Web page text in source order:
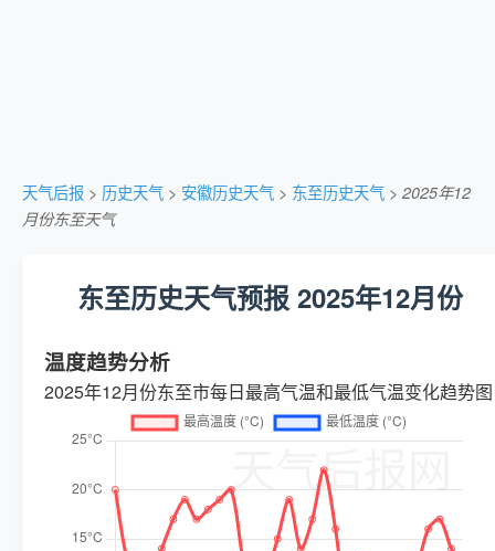
天气后报 > 历史天气 > 安徽历史天气 > 东至历史天气 > 2025年12
月份东至天气
东至历史天气预报 2025年12月份
温度趋势分析
2025年12月份东至市每日最高气温和最低气温变化趋势图